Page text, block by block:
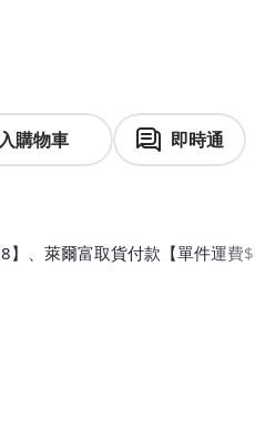
購物車 即時通
】、萊爾富取貨付款【單件運費